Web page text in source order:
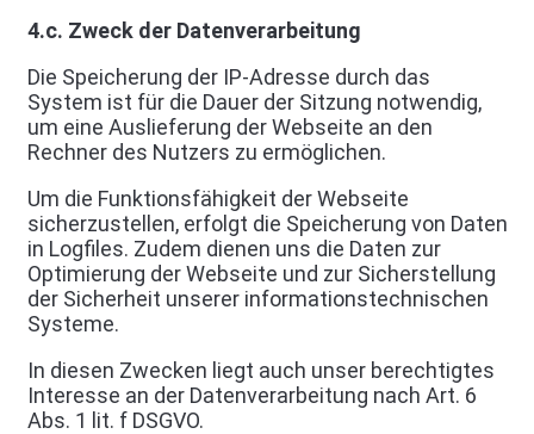
4.c. Zweck der Datenverarbeitung
Die Speicherung der IP-Adresse durch das
System ist für die Dauer der Sitzung notwendig,
um eine Auslieferung der Webseite an den
Rechner des Nutzers zu ermöglichen.
Um die Funktionsfähigkeit der Webseite
sicherzustellen, erfolgt die Speicherung von Daten
in Logfiles. Zudem dienen uns die Daten zur
Optimierung der Webseite und zur Sicherstellung
der Sicherheit unserer informationstechnischen
Systeme.
In diesen Zwecken liegt auch unser berechtigtes
Interesse an der Datenverarbeitung nach Art. 6
Abs. 1 lit. f DSGVO.